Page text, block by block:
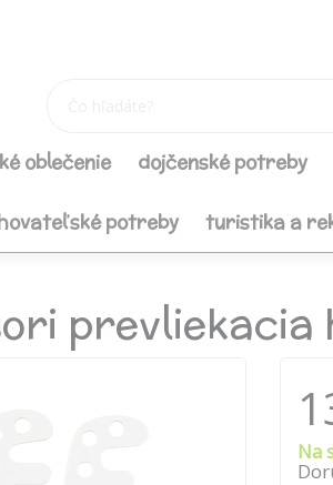
oblečenie dojčenské potreby
potreby turistika a
prevliekacia
Na